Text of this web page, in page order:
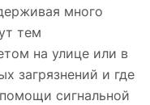
много
тем
на улице или в
загрязнений и где
сигнальной